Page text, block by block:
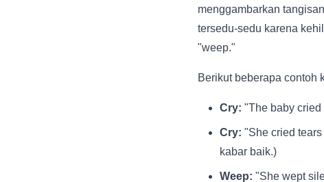
menggambarkan
tersedu-sedu karena
"weep."
Berikut beberapa contoh
Cry: "The baby cried
Cry: "She cried
kabar baik.)
Weep: "She wept